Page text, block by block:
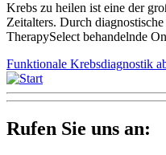
Krebs zu heilen ist eine der
Zeitalters. Durch
TherapySelect behandelnde
Funktionale Krebsdiagnostik
Rufen Sie uns an: